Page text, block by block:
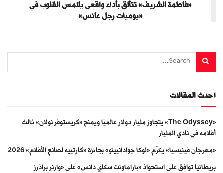
«فاطمة الشريف» تتألق بأداء واقعي يلامس القلوب في
«يوميات رجل عانس»
أحدث المقالات
«The Odyssey» يتجاوز مليار دولار عالميًا ويمنح «كريستوفر نولان» ثالث
أفلامه في نادي المليار
«مهرجان فينيسيا» يكرّم «لوكا جوادانيينو» بجائزة «كارتييه لصانع الأفلام» 2026
بريطانيا توافق على استحواذ «باراماونت سكاي دانس» على «وارنر براذرز